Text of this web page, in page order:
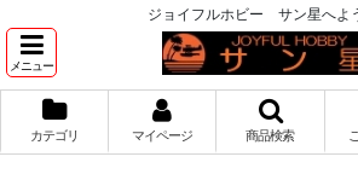
ジョイフルホビー サン星へよ
メニュー
カテゴリ マイページ 商品検索